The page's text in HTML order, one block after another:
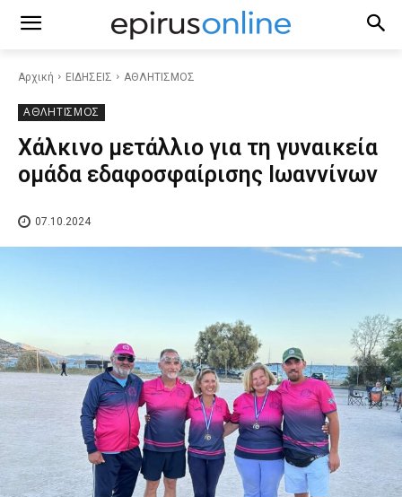
Αρχική ΕΙΔΗΣΕΙΣ ΑΘΛΗΤΙΣΜΟΣ
ΑΘΛΗΤΙΣΜΟΣ
Χάλκινο μετάλλιο για τη γυναικεία
ομάδα εδαφοσφαίρισης Ιωαννίνων
07.10.2024